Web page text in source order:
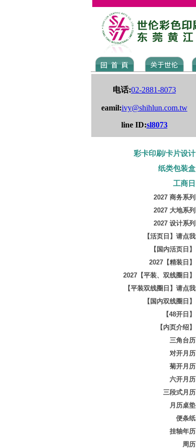
电话:02-2881-8073
eamil:ivy@shihlun.com.tw
line ID:sl8073
彩卡印刷/卡片设计
纸类包装盒
工商日
2027 商务系列
2027 大地系列
2027 设计系列
【活页日】请点我
【国内活页日】
2027【精装日】
2027【平装、双线圈日】
【平装双线圈日】请点我
【国内双线圈日】
【48开日】
【内页介绍】
三角台历
对开月历
菊开月历
六开月历
三段式月历
月历桌垫
便条纸
挂轴年历
周历